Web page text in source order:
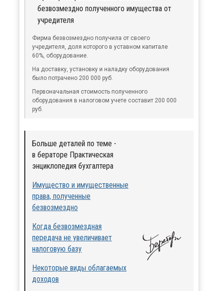
безвозмездно полученного имущества от
учредителя
Фирма безвозмездно получила от своего
учредителя, доля которого в уставном капитале
60%, оборудование.
На доставку, установку и наладку оборудования
было потрачено 200 000 руб.
Первоначальная стоимость полученного
оборудования в налоговом учете составит 200 000
руб.
Больше деталей по теме -
в бераторе Практическая
энциклопедия бухгалтера
Имущество и имущественные
права, полученные
безвозмездно
Когда безвозмездная
передача не увеличивает
налоговую базу
Некоторые виды облагаемых
доходов